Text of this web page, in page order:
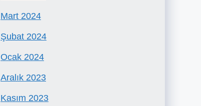
Mart 2024
Şubat 2024
Ocak 2024
Aralık 2023
Kasım 2023